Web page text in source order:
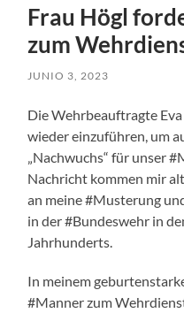
Frau Högl
zum
JUNIO 3, 2023
Die Wehrbeauftragte
wieder einzuführen, um
„Nachwuchs“ für unser
Nachricht kommen mir
an meine #Musterung
in der #Bundeswehr in
Jahrhunderts.
In meinem
#Manner zum